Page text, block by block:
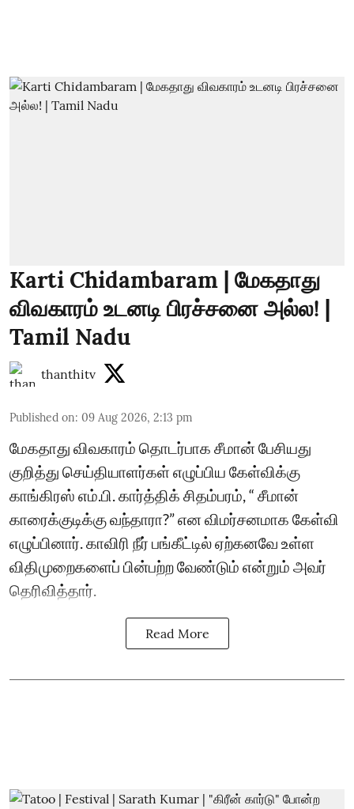
Karti Chidambaram | மேகதாது
விவகாரம் உடனடி பிரச்சனை அல்ல! |
Tamil Nadu
thanthitv
Published on: 09 Aug 2026, 2:13 pm
மேகதாது விவகாரம் தொடர்பாக சீமான் பேசியது
குறித்து செய்தியாளர்கள் எழுப்பிய கேள்விக்கு
காங்கிரஸ் எம்.பி. கார்த்திக் சிதம்பரம், “ சீமான்
காரைக்குடிக்கு வந்தாரா?” என விமர்சனமாக கேள்வி
எழுப்பினார். காவிரி நீர் பங்கீட்டில் ஏற்கனவே உள்ள
விதிமுறைகளைப் பின்பற்ற வேண்டும் என்றும் அவர்
தெரிவித்தார்.
Read More